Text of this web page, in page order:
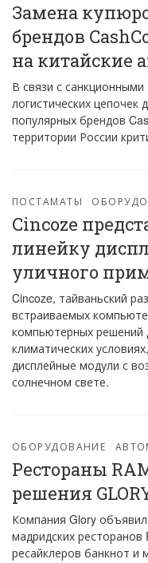
Замена
брендов
на китайские
В связи с
логистических цепочек
популярных брендов
территории России
ПОСТАМАТЫ
Cincoze
линейку
уличного
Cincoze, тайваньский
встраиваемых
компьютерных
климатических
дисплейные модули с
солнечном свете.
ОБОРУДОВАНИЕ
Рестораны
решения
Компания Glory
мадридских ресторанов
ресайклеров банкнот и